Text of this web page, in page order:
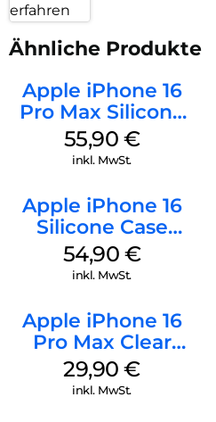
erfahren
Ähnliche Produkte
Apple iPhone 16
Pro Max Silicone
Case MagSafe
Stone Gray
55,90 €
inkl. MwSt.
Apple iPhone 16
Silicone Case
MagSafe Black
54,90 €
inkl. MwSt.
Apple iPhone 16
Pro Max Clear
Case MagSafe
Transparent
29,90€
inkl. MwSt.